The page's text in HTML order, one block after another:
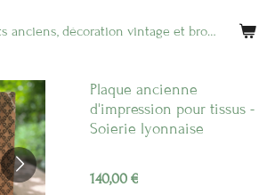
Objets anciens, décoration vintage et brocante en ligne
Plaque ancienne
d'impression pour tissus -
Soierie lyonnaise
140,00 €